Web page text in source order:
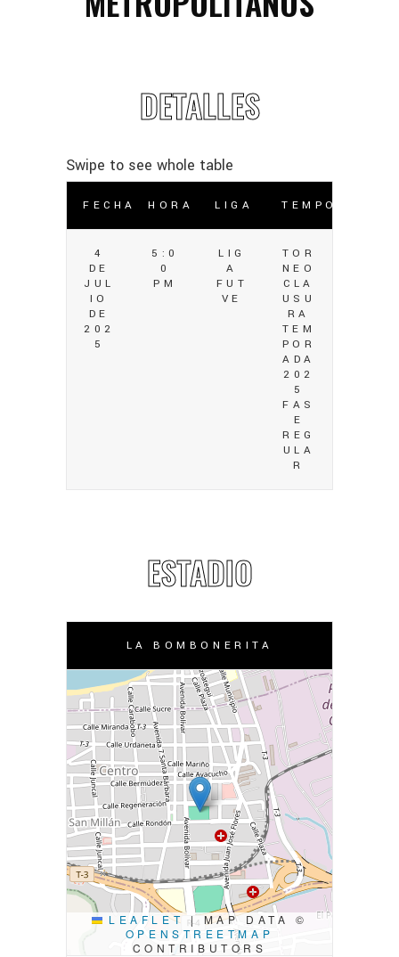
DETALLES
FECHA HORA LIGA TEMPORADA
4
DE
JUL
IO
DE
202
5
5:0
0
PM
LIG
A
FUT
VE
TOR
NEO
CLA
USU
RA
TEM
POR
ADA
202
5
FAS
E
REG
ULA
R
ESTADIO
LA BOMBONERITA
LEAFLET |MAP DATA ©
OPENSTREETMAP
CONTRIBUTORS